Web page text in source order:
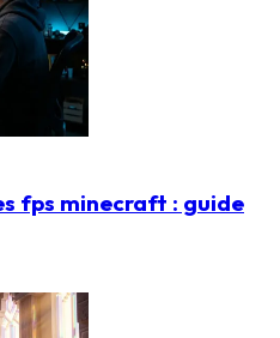
fps minecraft : guide